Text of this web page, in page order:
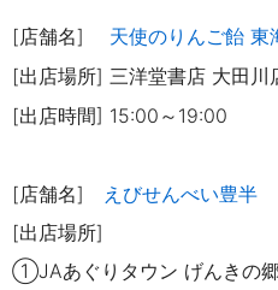
[店舗名] 天使のり んご飴 東
[出店場所] 三洋堂書店 大田川
[出店時間] 15:00～19:00
[店舗名]
えびせんべい豊半
[出店場所]
①JAあぐりタウン げんきの